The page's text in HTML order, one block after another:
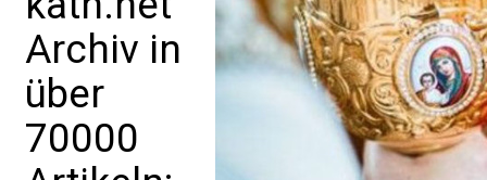
Archiv in
über
70000